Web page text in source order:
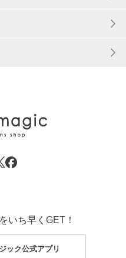
いち早くGET！
ック公式アプリ